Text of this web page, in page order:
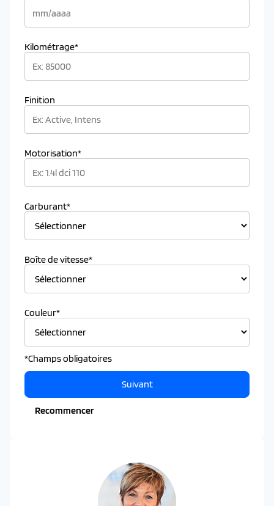
Kilométrage*
Finition
Motorisation*
Carburant*
Boîte de vitesse*
Couleur*
*Champs obligatoires
Recommencer
Suivant